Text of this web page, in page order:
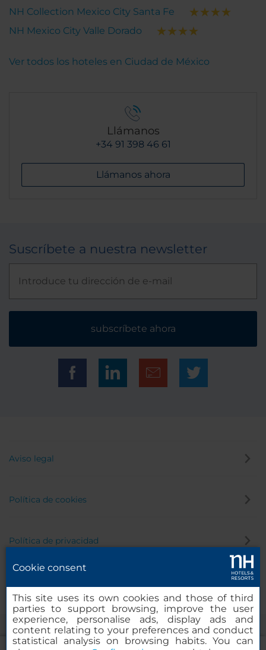
NH Collection Mexico City Santa Fe
NH Mexico City Valle Dorado
Ver todos los hoteles en Ciudad de México
Llámanos
+34 91 398 46 61
Llámanos ahora
Suscríbete a nuestra newsletter
subscríbete ahora
Aviso legal
Política de cookies
Política de privacidad
Cookie consent
This site uses its own cookies and those of third
parties to support browsing, improve the user
experience, personalise ads, display ads and
content relating to your preferences and conduct
statistical analysis on browsing habits. You can